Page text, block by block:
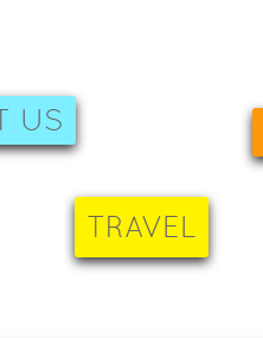
TRAVEL
US